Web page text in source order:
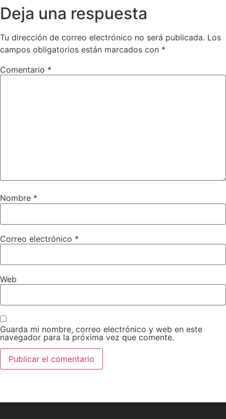
Deja una respuesta
Tu dirección de correo electrónico no será publicada. Los
campos obligatorios están marcados con *
Comentario *
Nombre *
Correo electrónico *
Web
Guarda mi nombre, correo electrónico y web en este
navegador para la próxima vez que comente.